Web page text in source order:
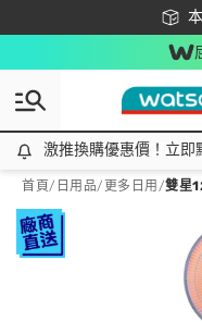
激推換購優惠價！立即點
激推換購優惠價！立即
首頁/ 日用品/ 更多日用 /雙星